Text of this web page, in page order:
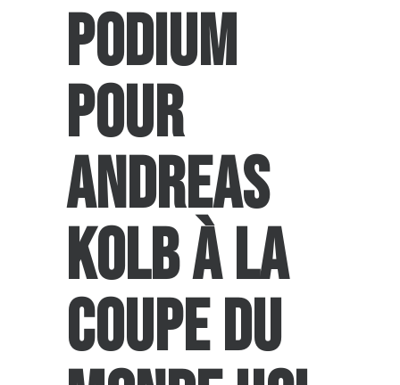
PODIUM
POUR
ANDREAS
KOLB À LA
COUPE DU